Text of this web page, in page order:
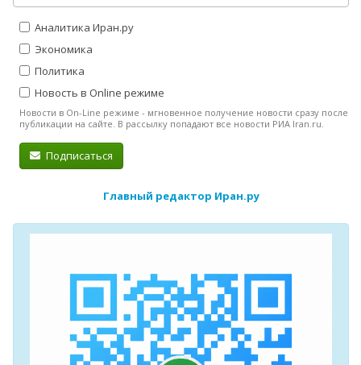
Аналитика Иран.ру
Экономика
Политика
Новость в Online режиме
Новости в On-Line режиме - мгновенное получение новости сразу после
публикации на сайте. В рассылку попадают все новости РИА Iran.ru.
Подписаться
Главный редактор Иран.ру